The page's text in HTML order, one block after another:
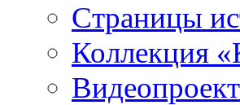
Страницы
Коллекция